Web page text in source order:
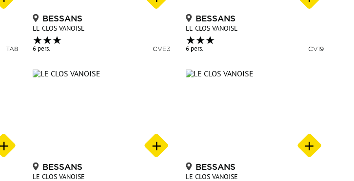
TA8
BESSANS
LE CLOS VANOISE
6 pers. CVE3
BESSANS
LE CLOS VANOISE
6 pers. CV19
BESSANS
LE CLOS VANOISE
BESSANS
LE CLOS VANOISE